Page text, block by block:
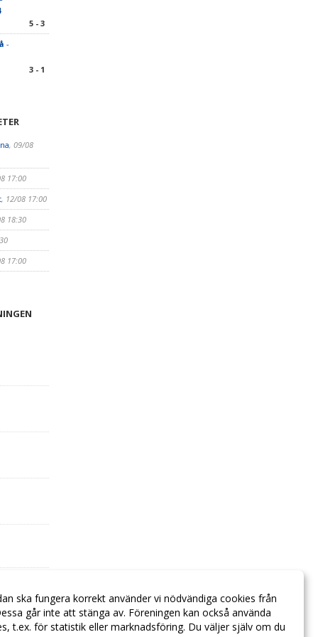
5 - 3
-
3 - 1
, 09/08
17:00
, 12/08 17:00
18:30
17:00
ska fungera korrekt använder vi nödvändiga cookies från
går inte att stänga av. Föreningen kan också använda
t.ex. för statistik eller marknadsföring. Du väljer själv om du